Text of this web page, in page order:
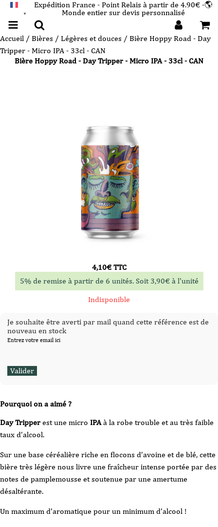
▼
Expédition France - Point Relais à partir de 4.90€ -🌎
Monde entier sur devis personnalisé
Accueil / Bières / Légères et douces / Bière Hoppy Road - Day
Tripper - Micro IPA - 33cl - CAN
Bière Hoppy Road - Day Tripper - Micro IPA - 33cl - CAN
Pourquoi on a aimé ?
Day Tripper est une micro IPAà la robe trouble et au très faible
taux d’alcool.
Sur une base céréalière riche en flocons d’avoine et de blé, cette
bière très légère nous livre une fraîcheur intense portée par des
notes de pamplemousse et soutenue par une amertume
désaltérante.
Un maximum d’aromatique pour un minimum d’alcool !
4,10€TTC
5% de remise à partir de 6 unités. Soit 3,90€à l'unité
Indisponible
Je souhaite être averti par mail quand cette référence est de
nouveau en stock
Entrez votre email ici